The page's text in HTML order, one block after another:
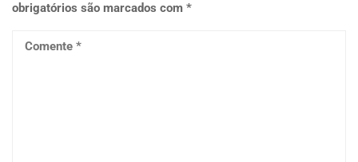
obrigatórios são marcados com *